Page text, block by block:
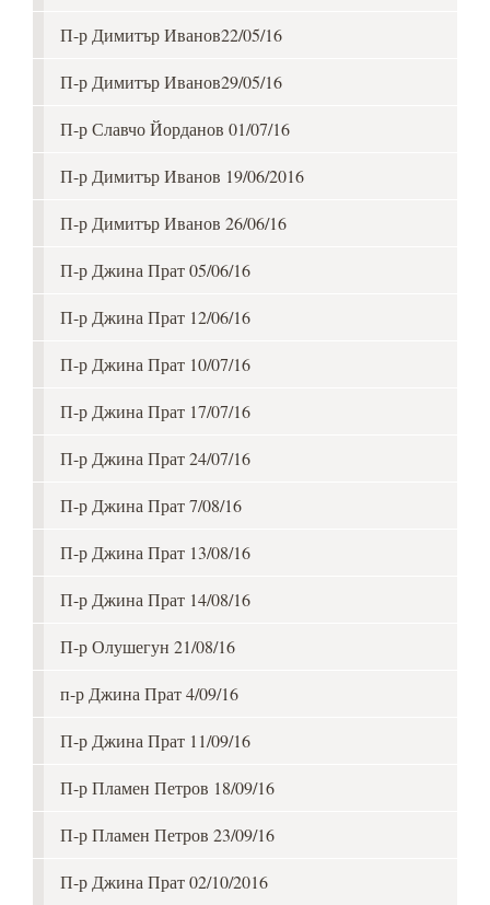
П-р Димитър Иванов22/05/16
П-р Димитър Иванов29/05/16
П-р Славчо Йорданов 01/07/16
П-р Димитър Иванов 19/06/2016
П-р Димитър Иванов 26/06/16
П-р Джина Прат 05/06/16
П-р Джина Прат 12/06/16
П-р Джина Прат 10/07/16
П-р Джина Прат 17/07/16
П-р Джина Прат 24/07/16
П-р Джина Прат 7/08/16
П-р Джина Прат 13/08/16
П-р Джина Прат 14/08/16
П-р Олушегун 21/08/16
п-р Джина Прат 4/09/16
П-р Джина Прат 11/09/16
П-р Пламен Петров 18/09/16
П-р Пламен Петров 23/09/16
П-р Джина Прат 02/10/2016